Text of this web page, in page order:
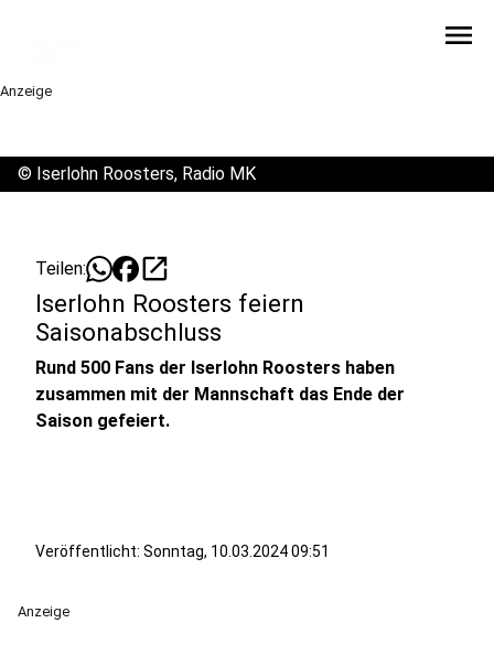
menu
Anzeige
© Iserlohn Roosters, Radio MK
Teilen: open_in_new
Iserlohn Roosters feiern
Saisonabschluss
Rund 500 Fans der Iserlohn Roosters haben
zusammen mit der Mannschaft das Ende der
Saison gefeiert.
Veröffentlicht: Sonntag, 10.03.2024 09:51
Anzeige